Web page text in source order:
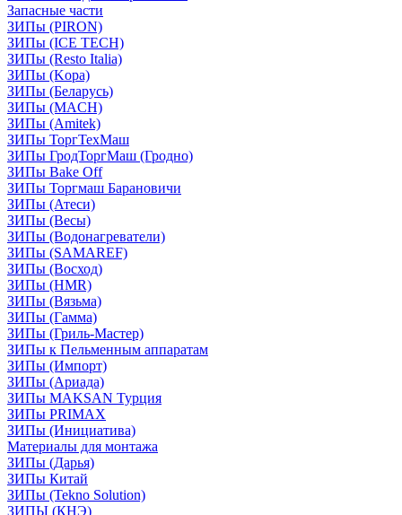
Запасные части
ЗИПы (PIRON)
ЗИПы (ICE TECH)
ЗИПы (Resto Italia)
ЗИПы (Kopa)
ЗИПы (Беларусь)
ЗИПы (MACH)
ЗИПы (Amitek)
ЗИПы ТоргТехМаш
ЗИПы ГродТоргМаш (Гродно)
ЗИПы Bake Off
ЗИПы Торгмаш Барановичи
ЗИПы (Атеси)
ЗИПы (Весы)
ЗИПы (Водонагреватели)
ЗИПы (SAMAREF)
ЗИПы (Восход)
ЗИПы (HMR)
ЗИПы (Вязьма)
ЗИПы (Гамма)
ЗИПы (Гриль-Мастер)
ЗИПы к Пельменным аппаратам
ЗИПы (Импорт)
ЗИПы (Ариада)
ЗИПы MAKSAN Турция
ЗИПы PRIMAX
ЗИПы (Инициатива)
Материалы для монтажа
ЗИПы (Дарья)
ЗИПы Китай
ЗИПы (Tekno Solution)
ЗИПЫ (КНЭ)